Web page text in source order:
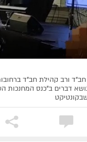
חב"ד ורב קהילת חב"ד
דברים ב"כנס המחנכות